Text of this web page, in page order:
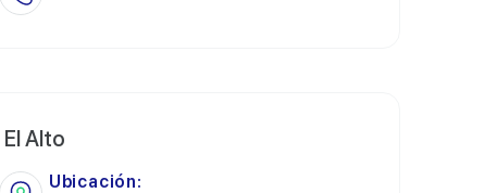
El Alto
Ubicación: